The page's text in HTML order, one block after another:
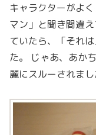
キャラクターがよ
マン」と聞き間違
ていたら、「それ
た。 じゃあ、あか
麗にスルーされまし